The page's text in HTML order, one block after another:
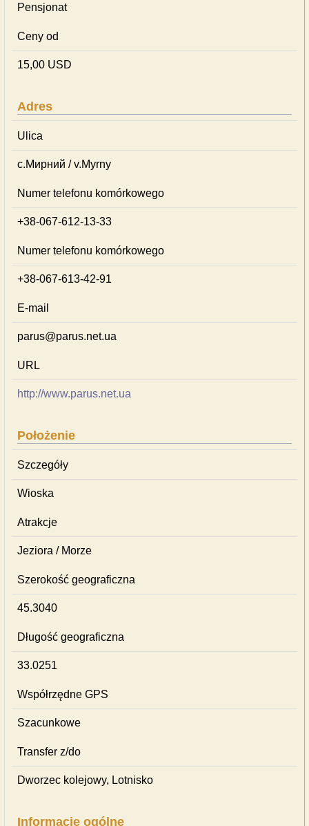
Pensjonat
Ceny od
15,00 USD
Adres
Ulica
с.Мирний / v.Myrny
Numer telefonu komórkowego
+38-067-612-13-33
Numer telefonu komórkowego
+38-067-613-42-91
E-mail
parus@parus.net.ua
URL
http://www.parus.net.ua
Położenie
Szczegóły
Wioska
Atrakcje
Jeziora / Morze
Szerokość geograficzna
45.3040
Długość geograficzna
33.0251
Współrzędne GPS
Szacunkowe
Transfer z/do
Dworzec kolejowy, Lotnisko
Informacje ogólne